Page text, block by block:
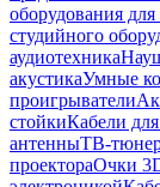
оборудования
студийного
аудиотехника
акустикаУмные
проигрыватели
стойкиКабели
антенныТВ-
проектораОчки